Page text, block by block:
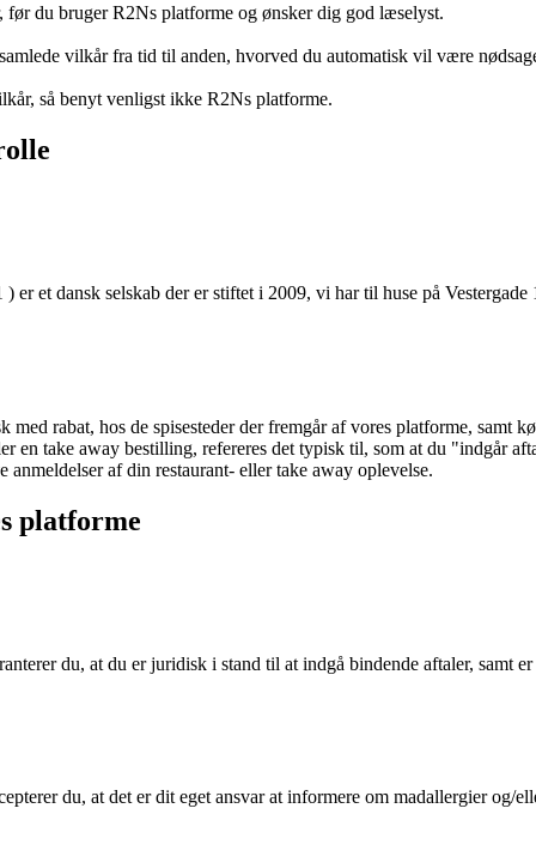
du bruger R2Ns platforme og ønsker dig god læselyst.
vilkår fra tid til anden, hvorved du automatisk vil være
så benyt venligst ikke R2Ns platforme.
er et dansk selskab der er stiftet i 2009, vi har til huse på
rabat, hos de spisesteder der fremgår af vores platforme, samt
en take away bestilling, refereres det typisk til, som at du "indgår
af din restaurant- eller take away oplevelse.
platforme
du, at du er juridisk i stand til at indgå bindende aftaler, samt
du, at det er dit eget ansvar at informere om madallergier